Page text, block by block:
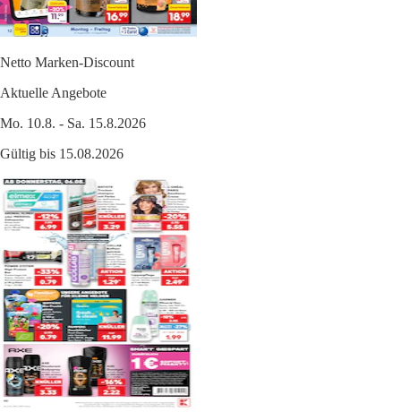
Netto Marken-Discount
Aktuelle Angebote
Mo. 10.8. - Sa. 15.8.2026
Gültig bis 15.08.2026